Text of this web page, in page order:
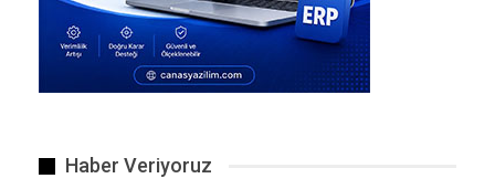
Haber Veriyoruz